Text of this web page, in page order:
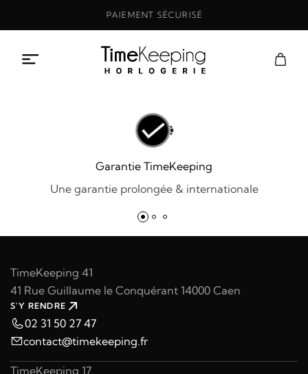
PAIEMENT SÉCURISÉ
Garantie TimeKeeping
Une garantie prolongée & internationale
TimeKeeping 41
41 Rue Guillaume le Conquérant 14000 Caen
S'Y RENDRE
02 31 50 27 47
contact@timekeeping.fr
TimeKeeping 17